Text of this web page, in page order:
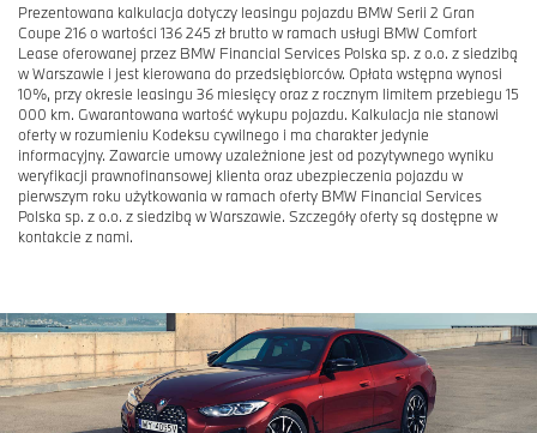
Prezentowana kalkulacja dotyczy leasingu pojazdu BMW Serii 2 Gran
Coupe 216 o wartości 136 245 zł brutto w ramach usługi BMW Comfort
Lease oferowanej przez BMW Financial Services Polska sp. z o.o. z siedzibą
w Warszawie i jest kierowana do przedsiębiorców. Opłata wstępna wynosi
10%, przy okresie leasingu 36 miesięcy oraz z rocznym limitem przebiegu 15
000 km. Gwarantowana wartość wykupu pojazdu. Kalkulacja nie stanowi
oferty w rozumieniu Kodeksu cywilnego i ma charakter jedynie
informacyjny. Zawarcie umowy uzależnione jest od pozytywnego wyniku
weryfikacji prawnofinansowej klienta oraz ubezpieczenia pojazdu w
pierwszym roku użytkowania w ramach oferty BMW Financial Services
Polska sp. z o.o. z siedzibą w Warszawie. Szczegóły oferty są dostępne w
kontakcie z nami.